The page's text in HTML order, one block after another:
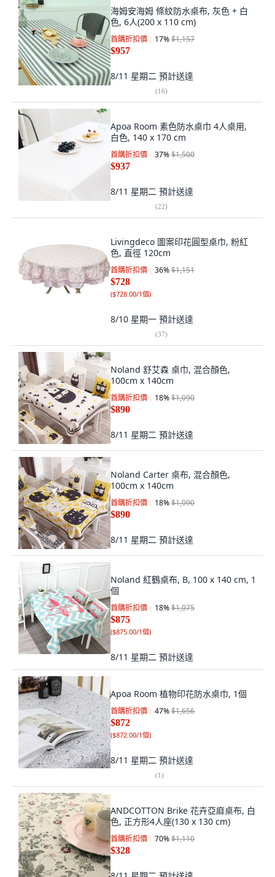
海姆安海姆 條紋防水桌布, 灰色 + 白
色, 6人(200 x 110 cm)
首購折扣價 17%$1,157
$957
8/11 星期二 預計送達
(16)
Apoa Room 素色防水桌巾 4人桌用,
白色, 140 x 170 cm
首購折扣價 37%$1,500
$937
8/11 星期二 預計送達
(22)
Livingdeco 圖案印花圓型桌巾, 粉紅
色, 直徑 120cm
首購折扣價 36%$1,151
$728
($728.00/1個)
8/10 星期一 預計送達
(37)
Noland 舒艾森 桌巾, 混合顏色,
100cm x 140cm
首購折扣價 18%$1,090
$890
8/11 星期二 預計送達
Noland Carter 桌布, 混合顏色,
100cm x 140cm
首購折扣價 18%$1,090
$890
8/11 星期二 預計送達
Noland 紅鶴桌布, B, 100 x 140 cm, 1
個
首購折扣價 18%$1,075
$875
($875.00/1個)
8/11 星期二 預計送達
Apoa Room 植物印花防水桌巾, 1個
首購折扣價 47%$1,656
$872
($872.00/1個)
8/11 星期二 預計送達
(1)
ANDCOTTON Brike 花卉亞麻桌布, 白
色, 正方形4人座(130 x 130 cm)
首購折扣價 70%$1,110
$328